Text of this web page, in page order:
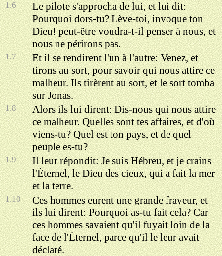
1.6
Le pilote s'approcha de lui, et lui dit:
Pourquoi dors-tu? Lève-toi, invoque ton
Dieu! peut-être voudra-t-il penser à nous, et
nous ne périrons pas.
1.7
Et il se rendirent l'un à l'autre: Venez, et
tirons au sort, pour savoir qui nous attire ce
malheur. Ils tirèrent au sort, et le sort tomba
sur Jonas.
1.8
Alors ils lui dirent: Dis-nous qui nous attire
ce malheur. Quelles sont tes affaires, et d'où
viens-tu? Quel est ton pays, et de quel
peuple es-tu?
1.9
Il leur répondit: Je suis Hébreu, et je crains
l'Éternel, le Dieu des cieux, qui a fait la mer
et la terre.
1.10
Ces hommes eurent une grande frayeur, et
ils lui dirent: Pourquoi as-tu fait cela? Car
ces hommes savaient qu'il fuyait loin de la
face de l'Éternel, parce qu'il le leur avait
déclaré.